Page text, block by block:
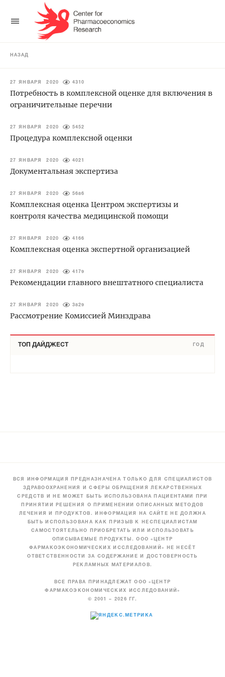
НАЗАД
27 ЯНВАРЯ 2020 4310
Потребность в комплексной оценке для включения в
ограничительные перечни
27 ЯНВАРЯ 2020 5452
Процедура комплексной оценки
27 ЯНВАРЯ 2020 4021
Документальная экспертиза
27 ЯНВАРЯ 2020 5686
Комплексная оценка Центром экспертизы и
контроля качества медицинской помощи
27 ЯНВАРЯ 2020 4166
Комплексная оценка экспертной организацией
27 ЯНВАРЯ 2020 4179
Рекомендации главного внештатного специалиста
27 ЯНВАРЯ 2020 3829
Рассмотрение Комиссией Минздрава
ТОП ДАЙДЖЕСТ ГОД
ВСЯ ИНФОРМАЦИЯ ПРЕДНАЗНАЧЕНА ТОЛЬКО ДЛЯ СПЕЦИАЛИСТОВ
ЗДРАВООХРАНЕНИЯ И СФЕРЫ ОБРАЩЕНИЯ ЛЕКАРСТВЕННЫХ
СРЕДСТВ И НЕ МОЖЕТ БЫТЬ ИСПОЛЬЗОВАНА ПАЦИЕНТАМИ ПРИ
ПРИНЯТИИ РЕШЕНИЯ О ПРИМЕНЕНИИ ОПИСАННЫХ МЕТОДОВ
ЛЕЧЕНИЯ И ПРОДУКТОВ. ИНФОРМАЦИЯ НА САЙТЕ НЕ ДОЛЖНА
БЫТЬ ИСПОЛЬЗОВАНА КАК ПРИЗЫВ К НЕСПЕЦИАЛИСТАМ
САМОСТОЯТЕЛЬНО ПРИОБРЕТАТЬ ИЛИ ИСПОЛЬЗОВАТЬ
ОПИСЫВАЕМЫЕ ПРОДУКТЫ. ООО «ЦЕНТР
ФАРМАКОЭКОНОМИЧЕСКИХ ИССЛЕДОВАНИЙ» НЕ НЕСЁТ
ОТВЕТСТВЕННОСТИ ЗА СОДЕРЖАНИЕ И ДОСТОВЕРНОСТЬ
РЕКЛАМНЫХ МАТЕРИАЛОВ.
ВСЕ ПРАВА ПРИНАДЛЕЖАТ ООО «ЦЕНТР
ФАРМАКОЭКОНОМИЧЕСКИХ ИССЛЕДОВАНИЙ»
© 2001 – 2026 ГГ.